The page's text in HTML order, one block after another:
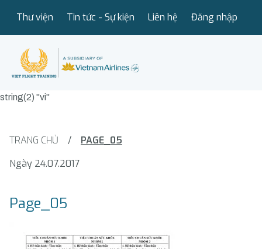
Thư viện Tin tức - Sự kiện Liên hệ Đăng nhập
string(2) "vi"
TRANG CHỦ /
PAGE_05
Ngày 24.07.2017
Page_05